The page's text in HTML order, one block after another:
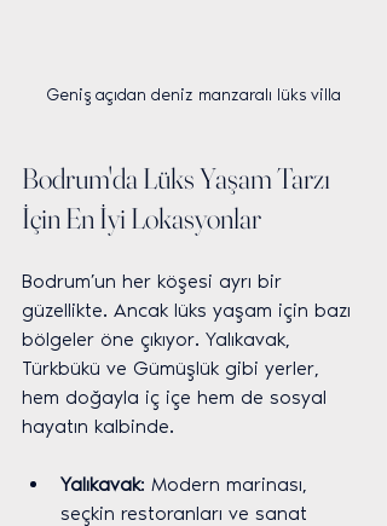
Geniş açıdan deniz manzaralı lüks villa
Bodrum'da Lüks Yaşam Tarzı
İçin En İyi Lokasyonlar
Bodrum’un her köşesi ayrı bir
güzellikte. Ancak lüks yaşam için bazı
bölgeler öne çıkıyor. Yalıkavak,
Türkbükü ve Gümüşlük gibi yerler,
hem doğayla iç içe hem de sosyal
hayatın kalbinde.
Yalıkavak: Modern marinası,
seçkin restoranları ve sanat